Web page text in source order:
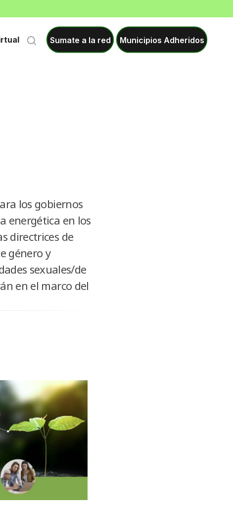
Sumate a la red Municipios Adheridos
los gobiernos
energética en los
directrices de
género y
sexuales/de
en el marco del